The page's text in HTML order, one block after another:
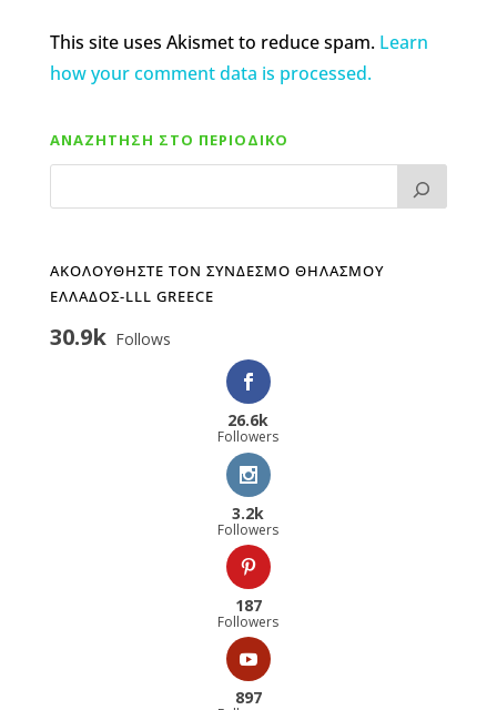
This site uses Akismet to reduce spam. Learn
how your comment data is processed.
ΑΝΑΖΗΤΗΣΗ ΣΤΟ ΠΕΡΙΟΔΙΚΟ
ΑΚΟΛΟΥΘΗΣΤΕ ΤΟΝ ΣΥΝΔΕΣΜΟ ΘΗΛΑΣΜΟΥ
ΕΛΛΑΔΟΣ-LLL GREECE
30.9k Follows
26.6k
Followers
3.2k
Followers
187
Followers
897